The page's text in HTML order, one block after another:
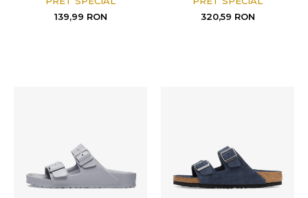
139,99 RON
320,59 RON